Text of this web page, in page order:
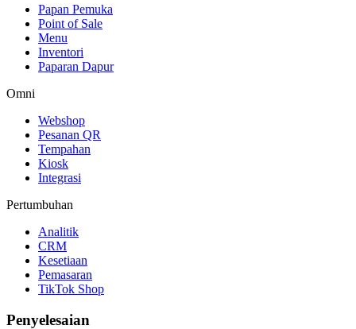
Papan Pemuka
Point of Sale
Menu
Inventori
Paparan Dapur
Omni
Webshop
Pesanan QR
Tempahan
Kiosk
Integrasi
Pertumbuhan
Analitik
CRM
Kesetiaan
Pemasaran
TikTok Shop
Penyelesaian